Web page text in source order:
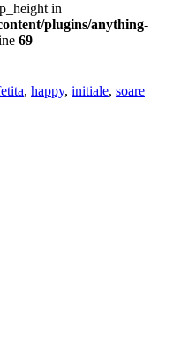
in
plugins/anything-
69
, happy, initiale, soare